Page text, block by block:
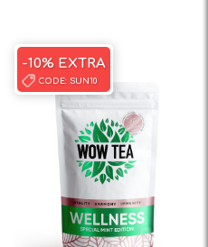
-10% EXTRA
CODE: SUN10